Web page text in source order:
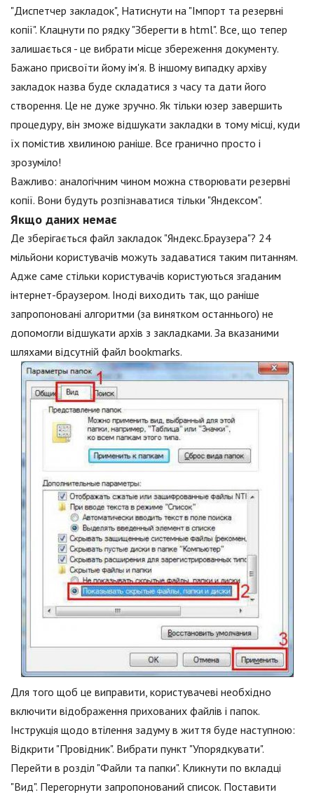
"Диспетчер закладок", Натиснути на "Імпорт та резервні
копії". Клацнути по рядку "Зберегти в html". Все, що тепер
залишається - це вибрати місце збереження документу.
Бажано присвоїти йому ім'я. В іншому випадку архіву
закладок назва буде складатися з часу та дати його
створення. Це не дуже зручно. Як тільки юзер завершить
процедуру, він зможе відшукати закладки в тому місці, куди
їх помістив хвилиною раніше. Все гранично просто і
зрозуміло!
Важливо: аналогічним чином можна створювати резервні
копії. Вони будуть розпізнаватися тільки "Яндексом".
Якщо даних немає
Де зберігається файл закладок "Яндекс.Браузера"? 24
мільйони користувачів можуть задаватися таким питанням.
Адже саме стільки користувачів користуються згаданим
інтернет-браузером. Іноді виходить так, що раніше
запропоновані алгоритми (за винятком останнього) не
допомогли відшукати архів з закладками. За вказаними
шляхами відсутній файл bookmarks.
Для того щоб це виправити, користувачеві необхідно
включити відображення прихованих файлів і папок.
Інструкція щодо втілення задуму в життя буде наступною:
Відкрити "Провідник". Вибрати пункт "Упорядкувати".
Перейти в розділ "Файли та папки". Кликнути по вкладці
"Вид". Перегорнути запропонований список. Поставити